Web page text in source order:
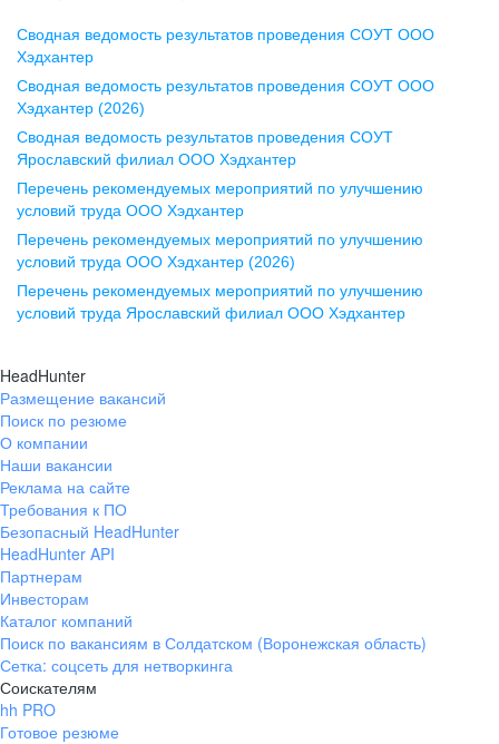
Воронеж
ул. Комиссаржевской, д. 10,
офис 1212
+7 473 280-05-05
pr@vrn.hh.ru
ул. Спартаковская, д. 2А, этаж 3,
помещение 15
+7 843 212-12-50
Екатеринбург
ул. Боевых Дружин, стр. 20,
+7 343 226-79-99
pr@ural.hh.ru
ул. Янковского, д. 169, 7 этаж,
706 каб.
+7 861 205-55-57
pr@krd.hh.ru
Владивосток
Сводная ведомость результатов проведения СОУТ ООО
Хэдхантер
Сводная ведомость результатов проведения СОУТ ООО
Хэдхантер (2026)
Сводная ведомость результатов проведения СОУТ
Ярославский филиал ООО Хэдхантер
Перечень рекомендуемых мероприятий по улучшению
условий труда ООО Хэдхантер
Перечень рекомендуемых мероприятий по улучшению
условий труда ООО Хэдхантер (2026)
Перечень рекомендуемых мероприятий по улучшению
условий труда Ярославский филиал ООО Хэдхантер
HeadHunter
Размещение вакансий
Поиск по резюме
О компании
Наши вакансии
Реклама на сайте
Требования к ПО
Безопасный HeadHunter
HeadHunter API
Партнерам
Инвесторам
Каталог компаний
Поиск по вакансиям в Солдатском (Воронежская область)
Сетка: соцсеть для нетворкинга
Соискателям
hh PRO
Готовое резюме